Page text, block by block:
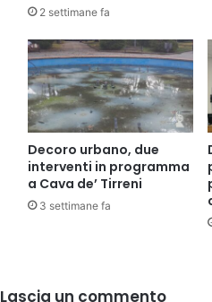
2 settimane fa
Decoro urbano, due
interventi in programma
a Cava de’ Tirreni
3 settimane fa
Lascia un commento